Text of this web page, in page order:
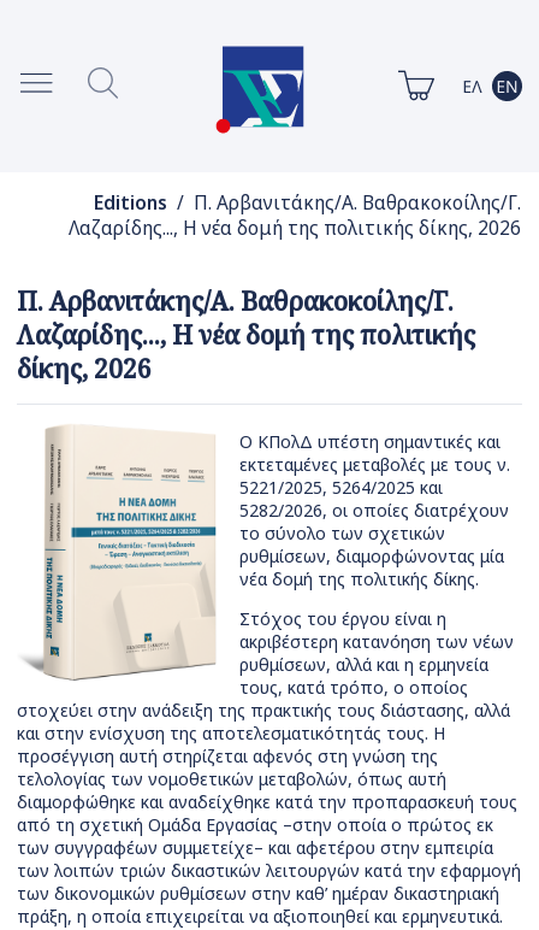
Editions / Π. Αρβανιτάκης/Α. Βαθρακοκοίλης/Γ.
Λαζαρίδης..., Η νέα δομή της πολιτικής δίκης, 2026
Π. Αρβανιτάκης/Α. Βαθρακοκοίλης/Γ.
Λαζαρίδης..., Η νέα δομή της πολιτικής
δίκης, 2026
Ο ΚΠολΔ υπέστη σημαντικές και
εκτεταμένες μεταβολές με τους ν.
5221/2025, 5264/2025 και
5282/2026, οι οποίες διατρέχουν
το σύνολο των σχετικών
ρυθμίσεων, διαμορφώνοντας μία
νέα δομή της πολιτικής δίκης.
Στόχος του έργου είναι η
ακριβέστερη κατανόηση των νέων
ρυθμίσεων, αλλά και η ερμηνεία
τους, κατά τρόπο, ο οποίος
στοχεύει στην ανάδειξη της πρακτικής τους διάστασης, αλλά
και στην ενίσχυση της αποτελεσματικότητάς τους. Η
προσέγγιση αυτή στηρίζεται αφενός στη γνώση της
τελολογίας των νομοθετικών μεταβολών, όπως αυτή
διαμορφώθηκε και αναδείχθηκε κατά την προπαρασκευή τους
από τη σχετική Ομάδα Εργασίας –στην οποία ο πρώτος εκ
των συγγραφέων συμμετείχε– και αφετέρου στην εμπειρία
των λοιπών τριών δικαστικών λειτουργών κατά την εφαρμογή
των δικονομικών ρυθμίσεων στην καθ’ ημέραν δικαστηριακή
πράξη, η οποία επιχειρείται να αξιοποιηθεί και ερμηνευτικά.